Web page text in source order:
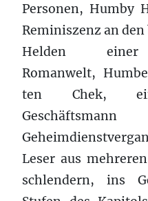
Personen, Humby
Reminiszenz an
Helden einer
Romanwelt,
ten Chek, ein
Leser aus
schlendern, ins